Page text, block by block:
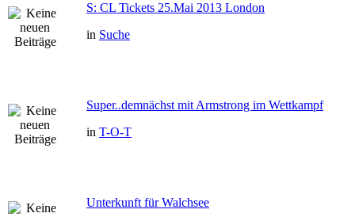
S: CL Tickets 25.Mai 2013 London
in Suche
Super..demnächst mit Armstrong im Wettkampf
in T-O-T
Unterkunft für Walchsee